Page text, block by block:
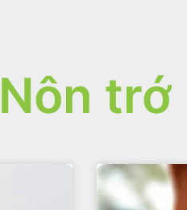
Nôn trớ